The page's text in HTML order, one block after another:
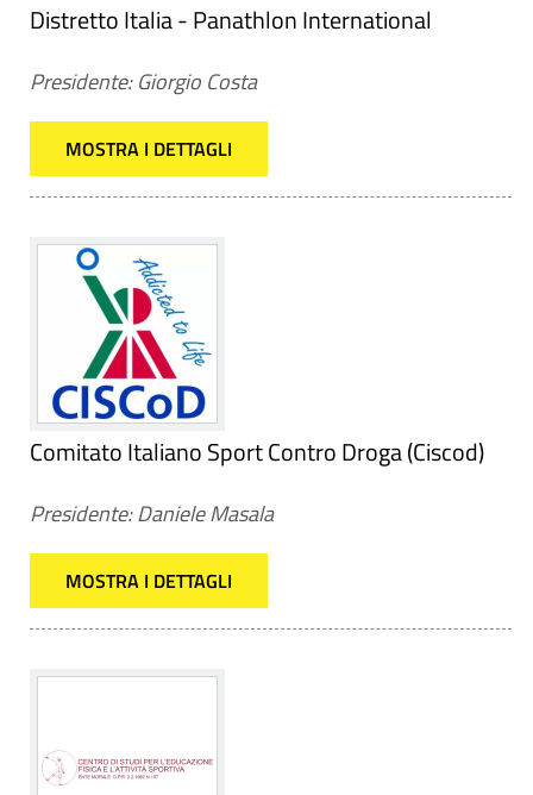
Distretto Italia - Panathlon International
Presidente: Giorgio Costa
MOSTRA I DETTAGLI
Comitato Italiano Sport Contro Droga (Ciscod)
Presidente: Daniele Masala
MOSTRA I DETTAGLI